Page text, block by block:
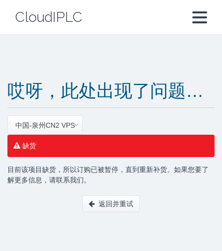
CloudIPLC
哎呀，此处出现了问题…
中国-泉州CN2 VPS
缺货
目前该项目缺货，所以订购已被暂停，直到重新补货。如果您要了
解更多信息，请联系我们。
返回并重试